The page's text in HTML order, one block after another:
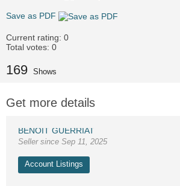
Save as PDF
Current rating: 0
Total votes: 0
169 Shows
Get more details
BENOIT GUERRIAT
Seller since Sep 11, 2025
Account Listings